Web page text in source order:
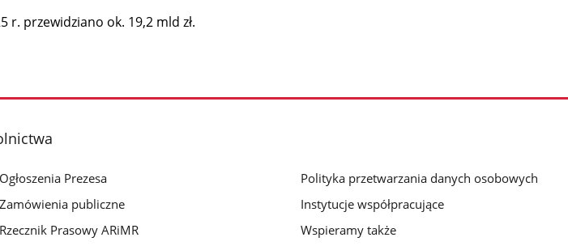
r. przewidziano ok. 19,2 mld zł.
Ogłoszenia Prezesa
Zamówienia publiczne
Rzecznik Prasowy ARiMR
Polityka przetwarzania danych osobowych
Instytucje współpracujące
Wspieramy także